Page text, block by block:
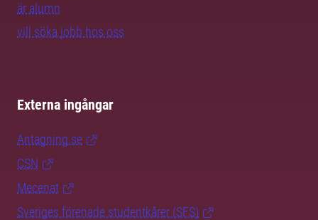
är alumn
vill söka jobb hos oss
Externa ingångar
Antagning.se
CSN
Mecenat
Sveriges förenade studentkårer (SFS)